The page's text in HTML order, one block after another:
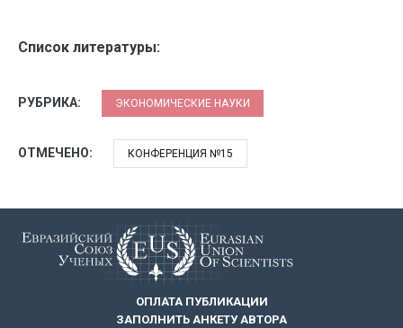
Список литературы:
РУБРИКА: ЭКОНОМИЧЕСКИЕ НАУКИ
ОТМЕЧЕНО: КОНФЕРЕНЦИЯ №15
ОПЛАТА ПУБЛИКАЦИИ
ЗАПОЛНИТЬ АНКЕТУ АВТОРА